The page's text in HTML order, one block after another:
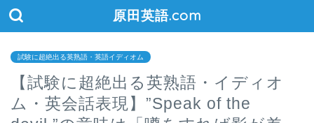
原田英語.com
試験に超絶出る英熟語・英語イディオム
【試験に超絶出る英熟語・イディオ
ム・英会話表現】”Speak of the